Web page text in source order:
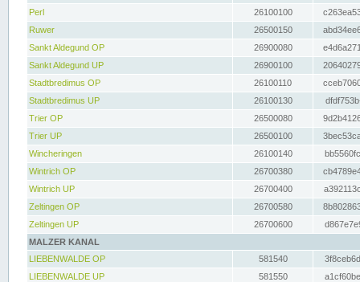
Perl
26100100
Ruwer
26500150
Sankt Aldegund OP
26900080
Sankt Aldegund UP
26900100
Stadtbredimus OP
26100110
Stadtbredimus UP
26100130
Trier OP
26500080
Trier UP
26500100
Wincheringen
26100140
Wintrich OP
26700380
Wintrich UP
26700400
Zeltingen OP
26700580
Zeltingen UP
26700600
MALZER KANAL
LIEBENWALDE OP
581540
LIEBENWALDE UP
581550